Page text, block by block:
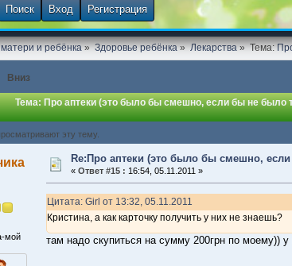
Поиск Вход Регистрация
и ребёнка» Здоровье ребёнка» Лекарства» Тема:
Вниз
Тема: Про аптеки (это было бы смешно, если бы не было
эту тему.
мой
Re:Про аптеки (это было бы смешно,
« Ответ #15 : 16:54, 05.11.2011 »
Цитата: Girl от 13:32, 05.11.2011
Кристина, а как карточку получить у них не знаешь?
там надо скупиться на сумму 200грн по моему))